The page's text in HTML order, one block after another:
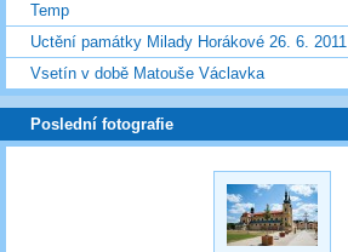
Temp
Uctění památky Milady Horákové 26. 6. 2011
Vsetín v době Matouše Václavka
Poslední fotografie